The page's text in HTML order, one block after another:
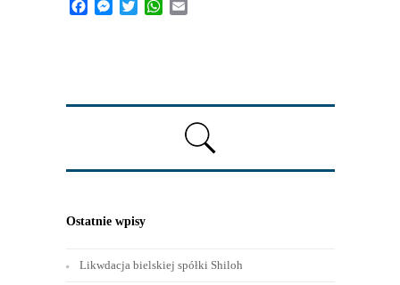
FacebookMessenger
TwitterWhatsApp
Ostatnie wpisy
Likwdacja bielskiej spółki Shiloh